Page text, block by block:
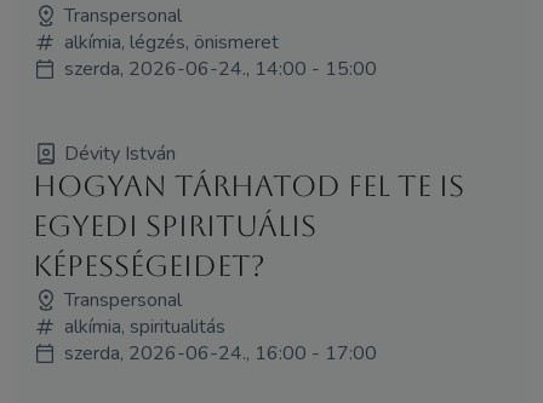
Transpersonal
alkímia, légzés, önismeret
szerda, 2026-06-24., 14:00 - 15:00
Dévity István
Hogyan tárhatod fel te is
egyedi spirituális
képességeidet?
Transpersonal
alkímia, spiritualitás
szerda, 2026-06-24., 16:00 - 17:00